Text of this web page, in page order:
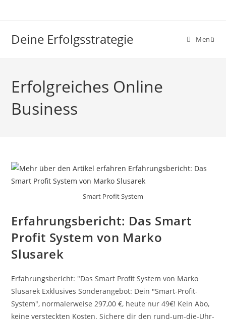
Deine Erfolgsstrategie Menü
Erfolgreiches Online
Business
Smart Profit System
Erfahrungsbericht: Das Smart
Profit System von Marko
Slusarek
Erfahrungsbericht: "Das Smart Profit System von Marko
Slusarek Exklusives Sonderangebot: Dein "Smart-Profit-
System", normalerweise 297,00 €, heute nur 49€! Kein Abo,
keine versteckten Kosten. Sichere dir den rund-um-die-Uhr-